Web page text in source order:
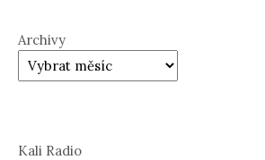
Archivy
Kali Radio